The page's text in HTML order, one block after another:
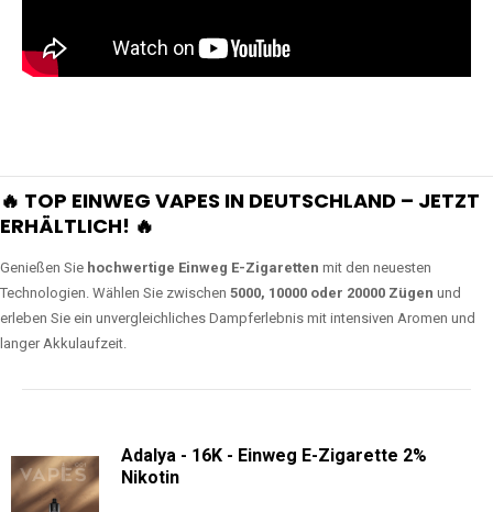
🔥 TOP EINWEG VAPES IN DEUTSCHLAND – JETZT
ERHÄLTLICH! 🔥
Genießen Sie hochwertige Einweg E-Zigaretten mit den neuesten
Technologien. Wählen Sie zwischen 5000, 10000 oder 20000 Zügen und
erleben Sie ein unvergleichliches Dampferlebnis mit intensiven Aromen und
langer Akkulaufzeit.
Adalya - 16K - Einweg E-Zigarette 2%
Nikotin